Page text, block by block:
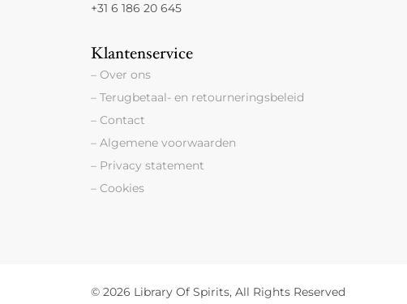
+31 6 186 20 645
Klantenservice
– Over ons
– Terugbetaal- en retourneringsbeleid
– Contact
– Algemene voorwaarden
– Privacy statement
– Cookies
© 2026 Library Of Spirits, All Rights Reserved